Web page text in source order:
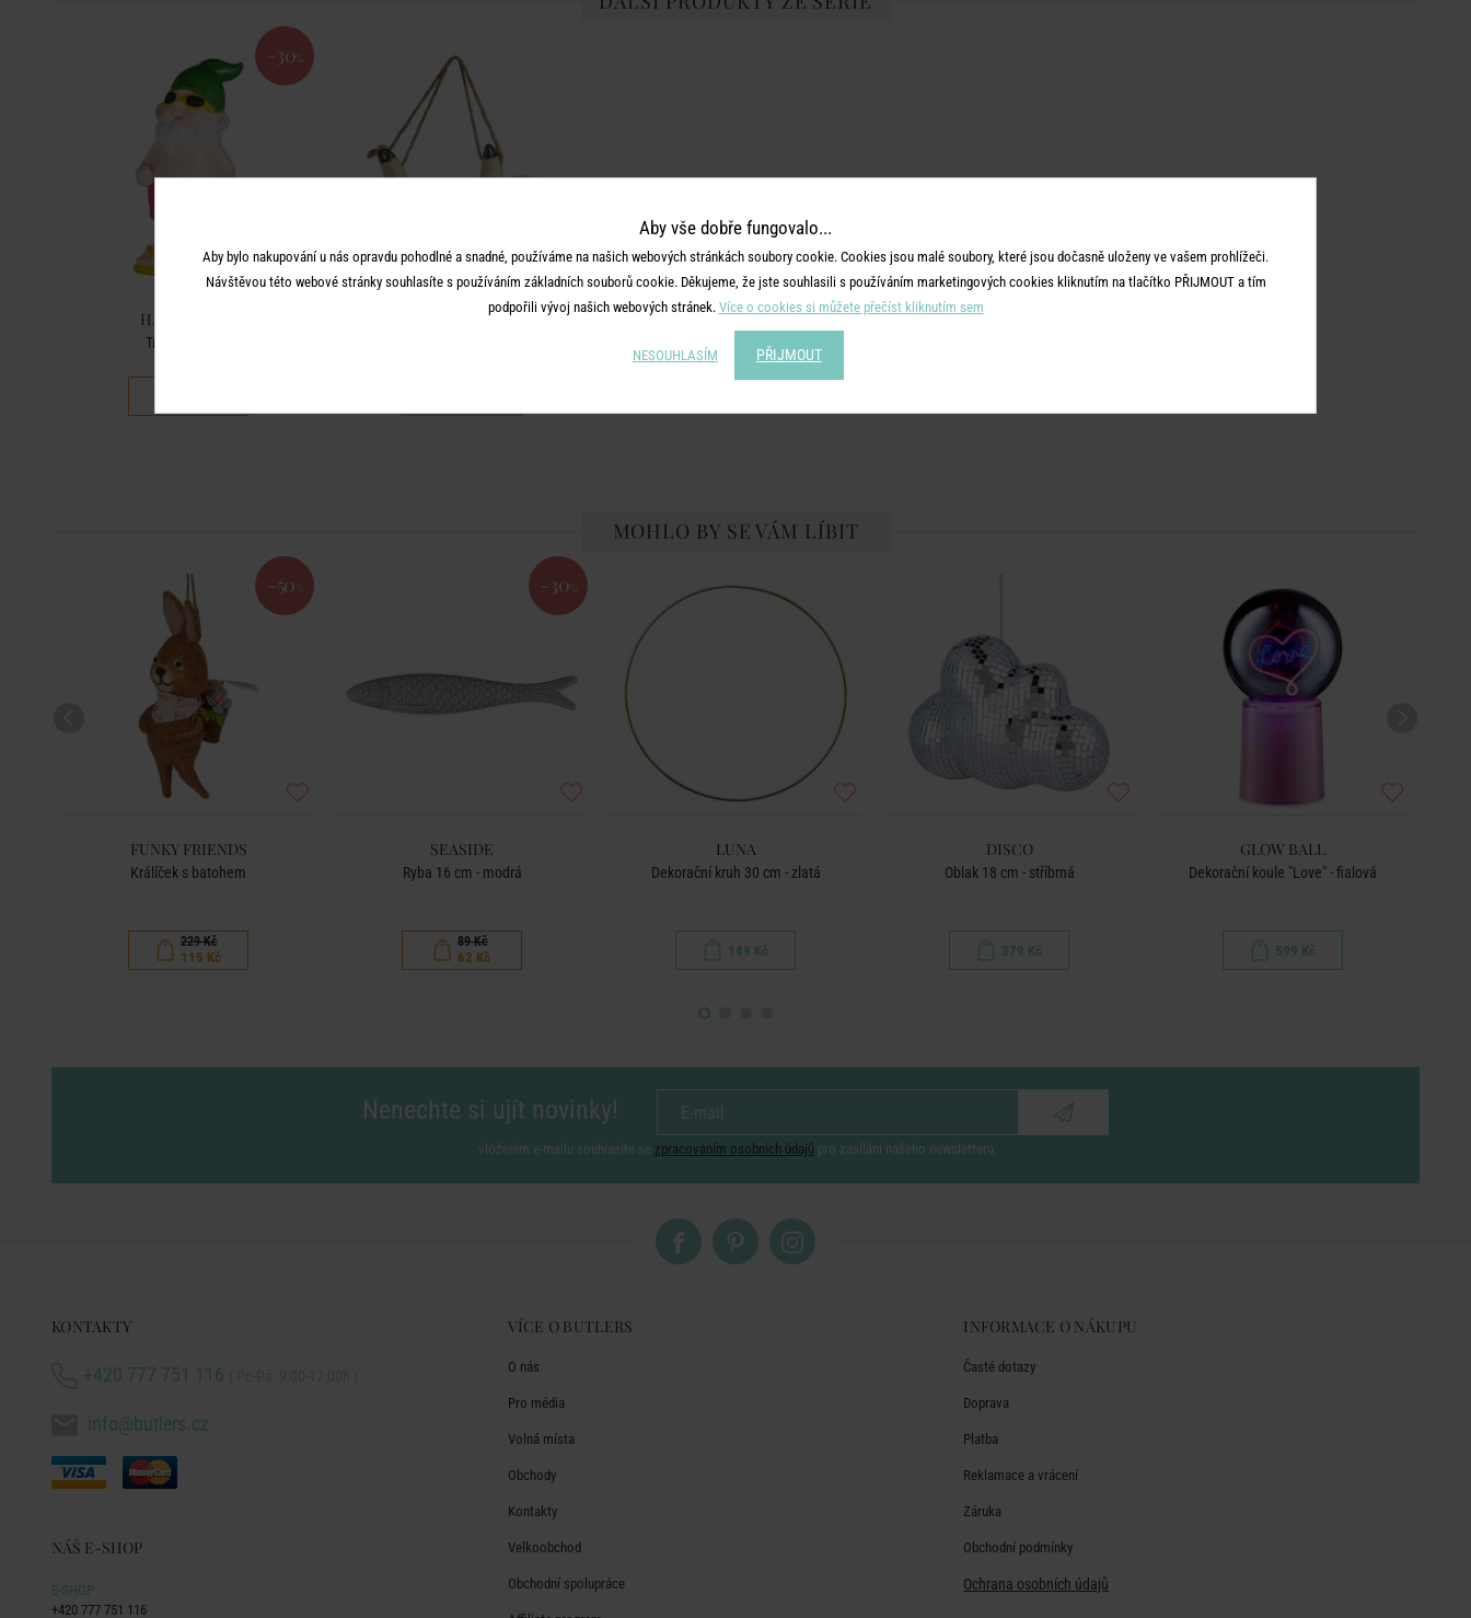
-30 %
HANG LOOSE
Trpaslík 37 cm
HANG LOOSE
MOHLO BY SE VÁM LÍBIT
-50 %
FUNKY FRIENDS
Králíček s batohem
229 Kč
115 Kč
-30 %
SEASIDE
Ryba 16 cm - modrá
89 Kč
62 Kč
LUNA
Dekorační kruh 30 cm - zlatá
149 Kč
DISCO
Oblak 18 cm - stříbrná
379 Kč
GLOW BALL
Dekorační koule "Love" - fialová
599 Kč
Nenechte si ujít novinky!
vložením e-mailu souhlasíte se zpracováním osobních údajů pro zasílání našeho newsletteru
KONTAKTY
+420 777 751 116
info@butlers.cz
NÁŠ E-SHOP
E-SHOP
+420 777 751 116
VÍCE O BUTLERS
O nás
Pro média
Volná místa
Obchody
Kontakty
Velkoobchod
Obchodní spolupráce
INFORMACE O NÁKUPU
Časté dotazy
Doprava
Platba
Reklamace a vrácení
Záruka
Obchodní podmínky
Ochrana osobních údajů
Aby vše dobře fungovalo...
Aby bylo nakupování u nás opravdu pohodlné a snadné, používáme na našich webových stránkách soubory cookie. Cookies jsou malé soubory, které jsou dočasně uloženy ve vašem prohlížeči.
Návštěvou této webové stránky souhlasíte s používáním základních souborů cookie. Děkujeme, že jste souhlasili s používáním marketingových cookies kliknutím na tlačítko PŘIJMOUT a tím
podpořili vývoj našich webových stránek. Více o cookies si můžete přečíst kliknutím sem
NESOUHLASÍM PŘIJMOUT